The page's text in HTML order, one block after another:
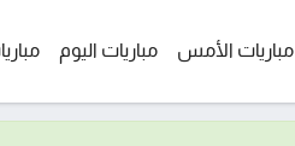
مباريات الأمس مباريات اليوم